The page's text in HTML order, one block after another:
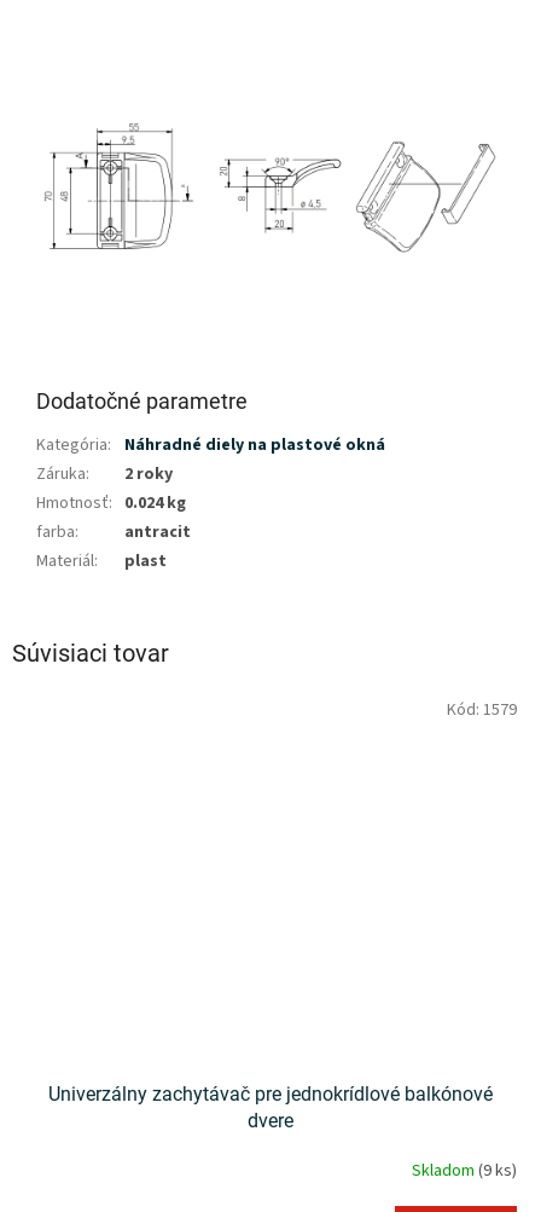
Súvisiaci tovar
Univerzálny zachytávač pre jednokrídlové balkónové
dvere
Skladom (9 ks)
Kód: 1579
Dodatočné parametre
Kategória:
Náhradné diely na plastové okná
Záruka:
2 roky
Hmotnosť: 0.024 kg
farba:
antracit
Materiál: plast